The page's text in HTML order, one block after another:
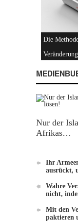
Hizb-ut-
Einführung
Nur der
Afrikas…
Ihr
ausrückt,
Wahre
nicht,
Mit den
paktieren